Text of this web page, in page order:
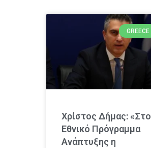
GREECE
Χρίστος Δήμας: «Στο
Εθνικό Πρόγραμμα
Ανάπτυξης η